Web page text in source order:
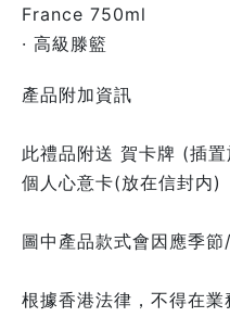
France 750ml
· 高級滕籃
產品附加資訊
此禮品附送 賀卡牌 (插
個人心意卡(放在信封内)
圖中產品款式會因應季
根據香港法律，不得在